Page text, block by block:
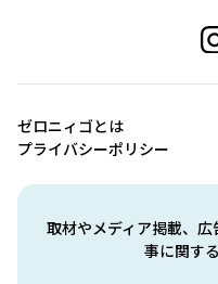
取材やメディア掲載、
事に関す
ゼロニィゴとは
プライバシーポリシー